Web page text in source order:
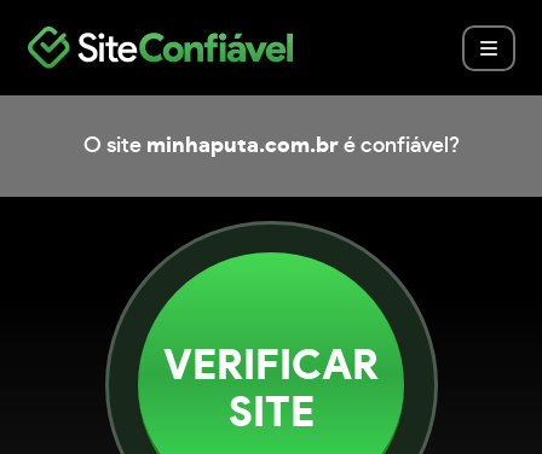
O site minhaputa.com.bré confiável?
VERIFICAR
SITE